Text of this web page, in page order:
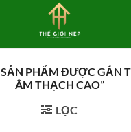
SẢN PHẨM ĐƯỢC GẮN
ÂM THẠCH CAO”
LỌC